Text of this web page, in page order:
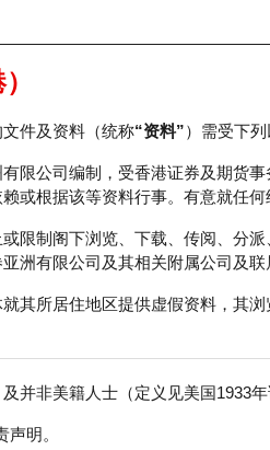
品 轮证市场统计 正股数据及
件及资料（统称“资料”）需受下
限公司编制，受香港证券及期货
或根据该等资料行事。有意就任
限制阁下浏览、下载、传阅、分
洲有限公司及其相关附属公司及
其所居住地区提供虚假资料，其
并非美籍人士（定义见美国1933
明。
仪
较
HSI 恒生指数
25,530.28